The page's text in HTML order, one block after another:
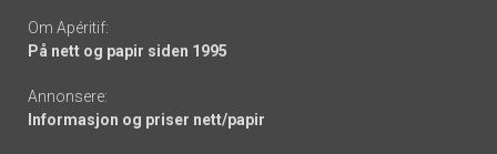
Om Apéritif:
På nett og papir siden 1995
Annonsere:
Informasjon og priser nett/papir